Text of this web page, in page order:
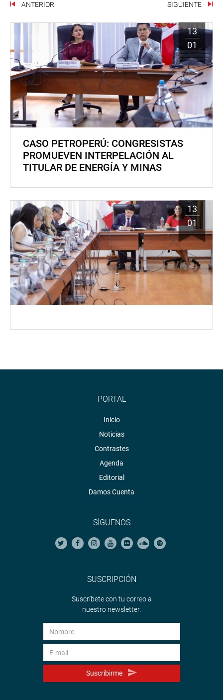
ANTERIOR SIGUIENTE
13
01
CASO PETROPERÚ: CONGRESISTAS
PROMUEVEN INTERPELACIÓN AL
TITULAR DE ENERGÍA Y MINAS
13
01
PORTAL
Inicio
Noticias
Contrastes
Agenda
Editorial
Damos Cuenta
SÍGUENOS
SUSCRIPCIÓN
Suscríbete con tu correo a
nuestro newsletter.
Suscribirme